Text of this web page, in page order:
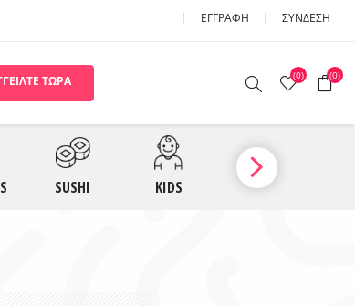
ΕΓΓΡΑΦΉ ΣΎΝΔΕΣΗ
BAO BUNS
ΤΩΡΑ (0) (0)
SUSHI KIDS ΓΛΥΚΑ